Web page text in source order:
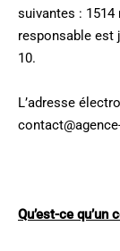
suivantes : 1514
responsable est
10.
L’adresse
Qu’est-ce